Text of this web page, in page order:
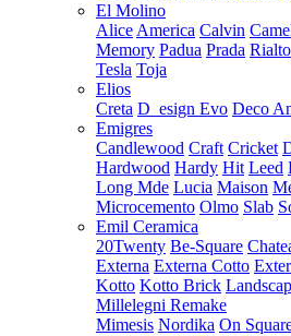
El Molino
Alice America Calvin
Memory Padua Prada Rialto
Tesla Toja
Elios
Creta D_esign Evo Deco
Emigres
Candlewood Craft Cricket
Hardwood Hardy Hit Leed
Long Mde Lucia Maison
Microcemento Olmo Slab
Emil Ceramica
20Twenty Be-Square
Externa Externa Cotto
Kotto Kotto Brick
Millelegni Remake
Mimesis Nordika On